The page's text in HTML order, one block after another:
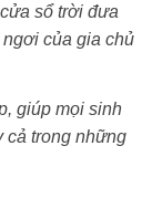
sổ trời đưa
của gia chủ
giúp mọi sinh
cả trong những